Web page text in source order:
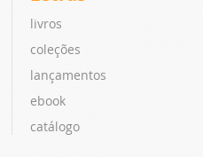
livros
coleções
lançamentos
ebook
catálogo